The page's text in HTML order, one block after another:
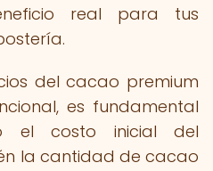
real para tus
del cacao premium
es fundamental
el costo inicial del
la cantidad de cacao